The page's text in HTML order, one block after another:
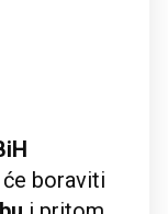
boraviti